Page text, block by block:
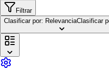
Colecciones
Libros antiguos
Arte y coleccionismo
Vendedores
Filtrar
Clasificar por: RelevanciaClasificar